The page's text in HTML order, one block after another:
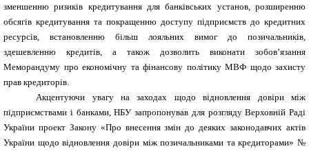
зменшенню ризиків кредитування для банківських установ, розширенню
обсягів кредитування та покращенню доступу підприємств до кредитних
ресурсів, встановленню більш лояльних вимог до позичальників,
здешевленню кредитів, а також дозволить виконати зобов’язання
Меморандуму про економічну та фінансову політику МВФ щодо захисту
прав кредиторів.
Акцентуючи увагу на заходах щодо відновлення довіри між
підприємствами і банками, НБУ запропонував для розгляду Верховній Раді
України проект Закону «Про внесення змін до деяких законодавчих актів
України щодо відновлення довіри між позичальниками та кредиторами» №